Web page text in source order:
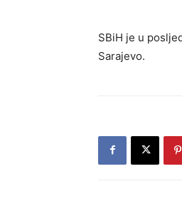
SBiH je u
Sarajevo.